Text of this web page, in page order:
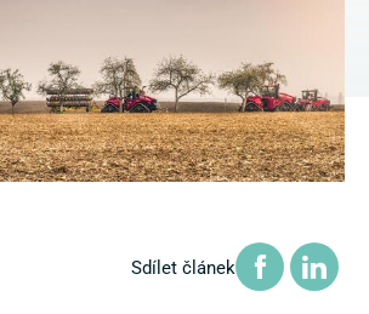
Sdílet článek